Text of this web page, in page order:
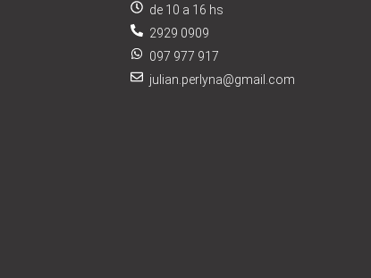
de 10 a 16 hs
2929 0909
097 977 917
julian.perlyna@gmail.com